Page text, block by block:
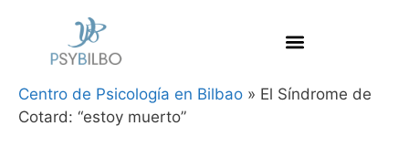
Centro de Psicología en Bilbao » El Síndrome de
Cotard: “estoy muerto”